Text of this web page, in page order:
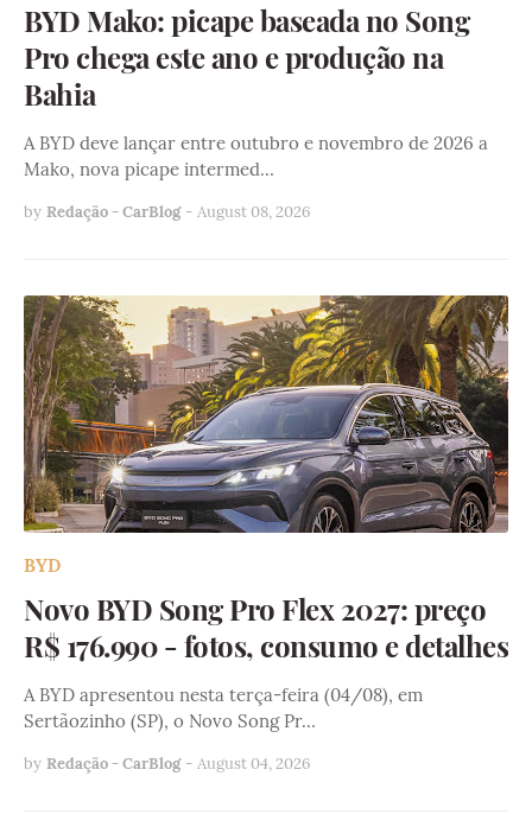
BYD Mako: picape baseada no Song
Pro chega este ano e produção na
Bahia
A BYD deve lançar entre outubro e novembro de 2026 a
Mako, nova picape intermed…
by Redação - CarBlog - August 08, 2026
BYD
Novo BYD Song Pro Flex 2027: preço
R$ 176.990 - fotos, consumo e detalhes
A BYD apresentou nesta terça-feira (04/08), em
Sertãozinho (SP), o Novo Song Pr…
by Redação - CarBlog - August 04, 2026